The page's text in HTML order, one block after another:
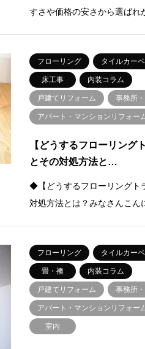
すさや価格の安さから選ばれ
フローリング タイルカー
床工事 内装コラム
戸建てリフォーム 事務所
アパート・マンションリフォー
【どうするフローリング
とその対処方法と…
◆【どうするフローリングト
対処方法とは？みなさんこん
フローリング タイルカー
畳・襖 内装コラム
戸建てリフォーム 事務所
アパート・マンションリフォー
室内